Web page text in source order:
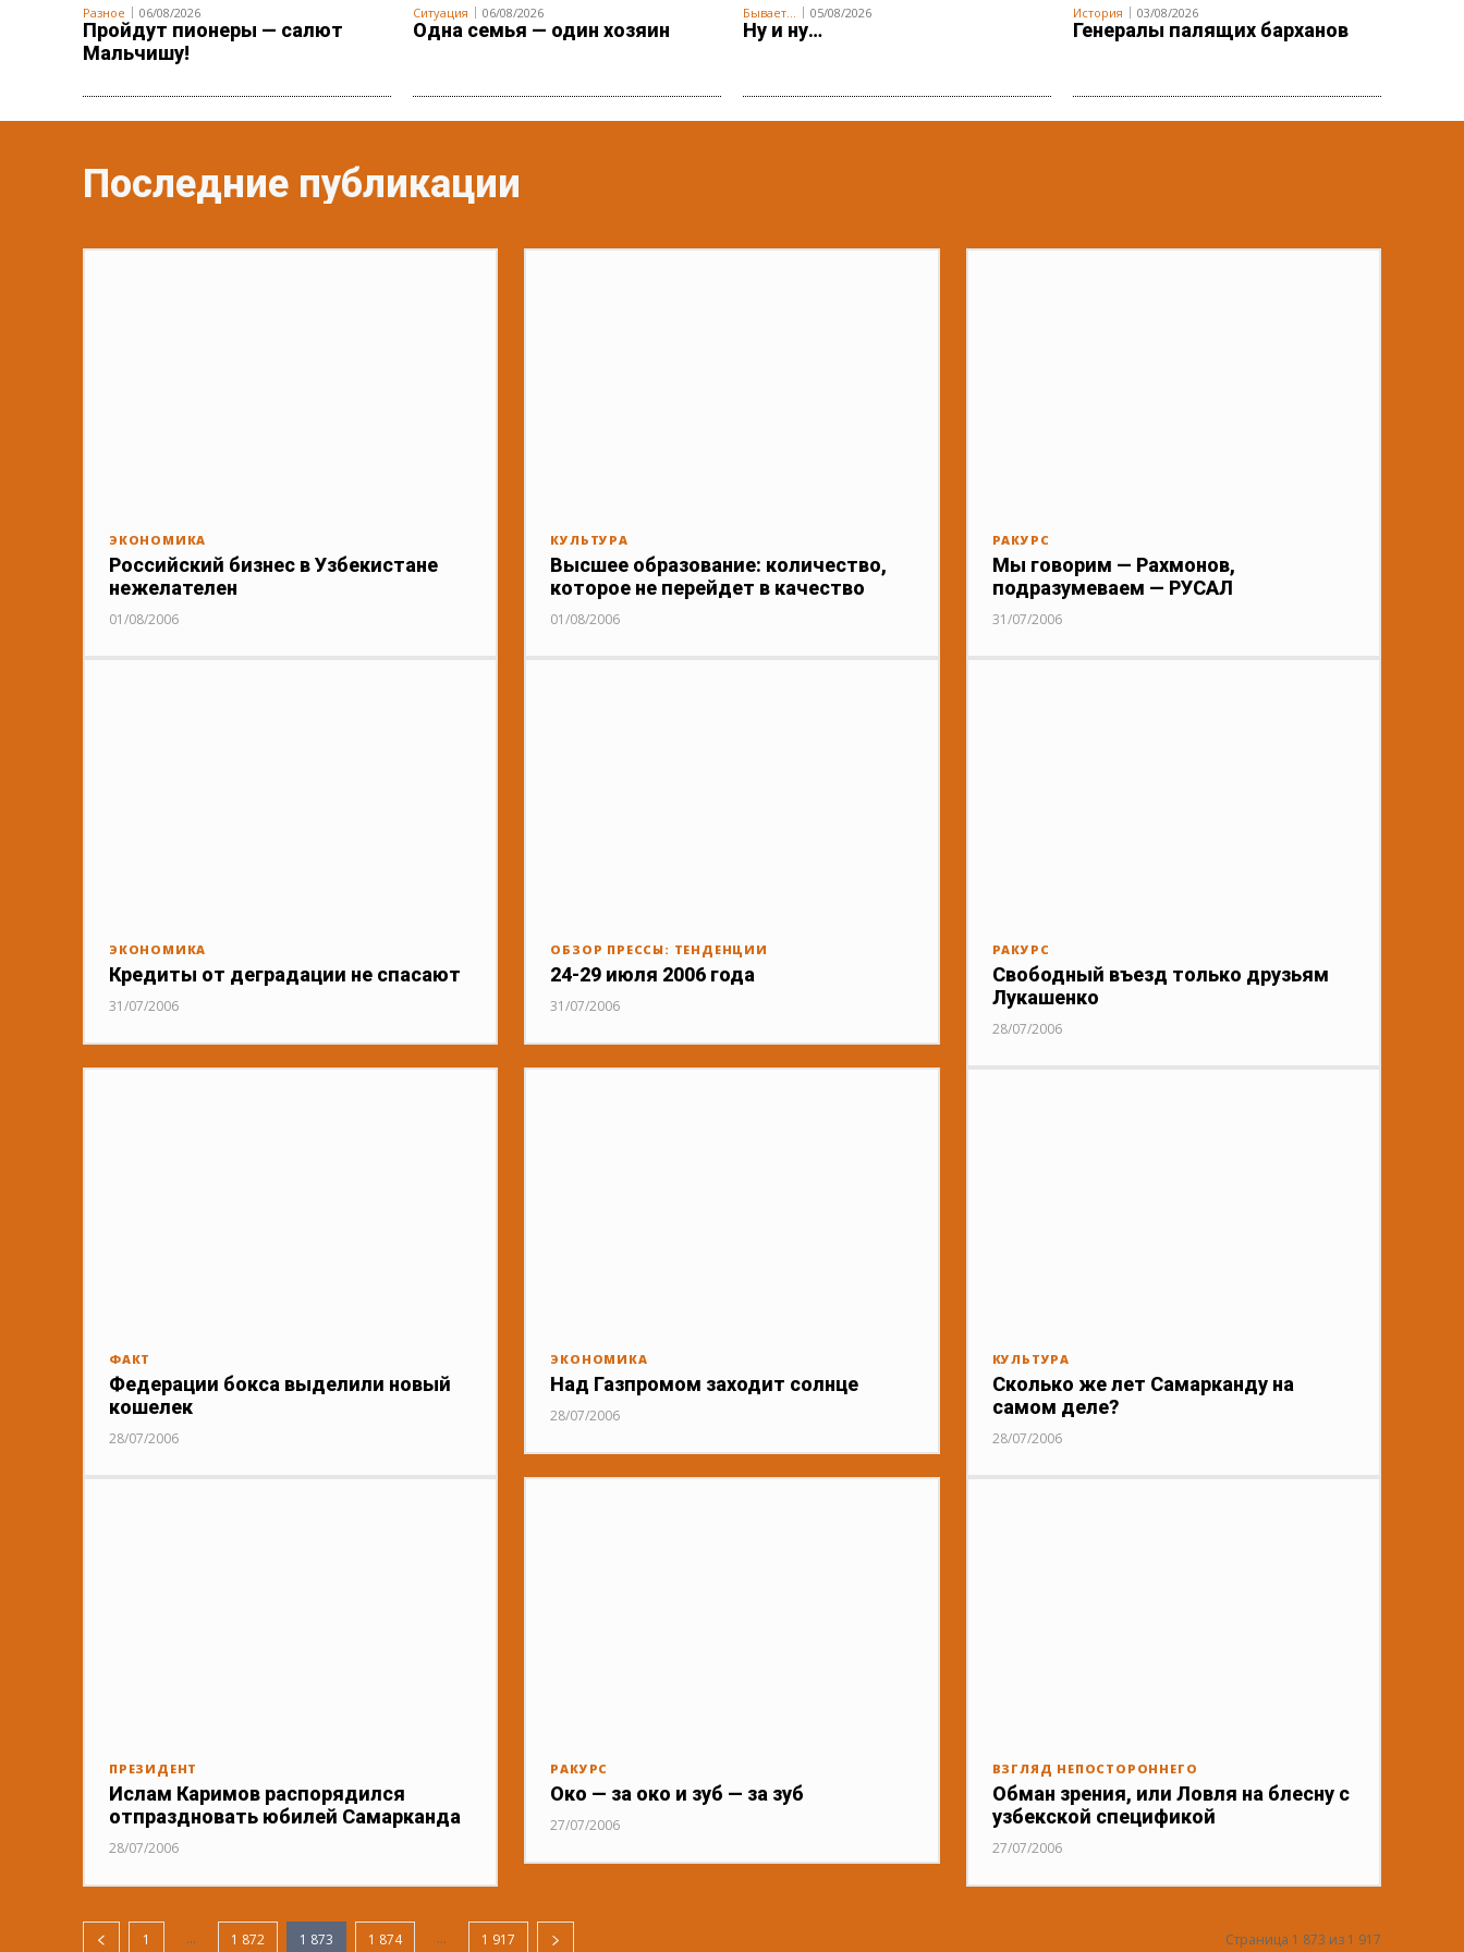
Разное 06/08/2026
Пройдут пионеры — салют
Мальчишу!
Ситуация 06/08/2026
Одна семья — один хозяин
Бывает... 05/08/2026
Ну и ну…
История 03/08/2026
Генералы палящих барханов
Последние публикации
ЭКОНОМИКА
Российский бизнес в Узбекистане
нежелателен
01/08/2006
КУЛЬТУРА
Высшее образование: количество,
которое не перейдет в качество
01/08/2006
РАКУРС
Мы говорим — Рахмонов,
подразумеваем — РУСАЛ
31/07/2006
ЭКОНОМИКА
Кредиты от деградации не спасают
31/07/2006
ОБЗОР ПРЕССЫ: ТЕНДЕНЦИИ
24-29 июля 2006 года
31/07/2006
РАКУРС
Свободный въезд только друзьям
Лукашенко
28/07/2006
ФАКТ
Федерации бокса выделили новый
кошелек
28/07/2006
ЭКОНОМИКА
Над Газпромом заходит солнце
28/07/2006
КУЛЬТУРА
Сколько же лет Самарканду на
самом деле?
28/07/2006
ПРЕЗИДЕНТ
Ислам Каримов распорядился
отпраздновать юбилей Самарканда
28/07/2006
РАКУРС
Око — за око и зуб — за зуб
27/07/2006
ВЗГЛЯД НЕПОСТОРОННЕГО
Обман зрения, или Ловля на блесну с
узбекской спецификой
27/07/2006
1 ... 1 872 1 873 1 874 ... 1 917 Страница 1 873 из 1 917